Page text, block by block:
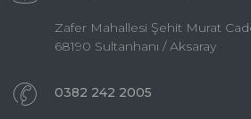
Zafer Mahallesi Şehit Murat
68190 Sultanhanı / Aksaray
0382 242 2005